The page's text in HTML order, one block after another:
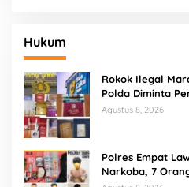
Hukum
Rokok Ilegal
Polda Diminta
Agustus 8, 2026
Polres Empat
Narkoba, 7